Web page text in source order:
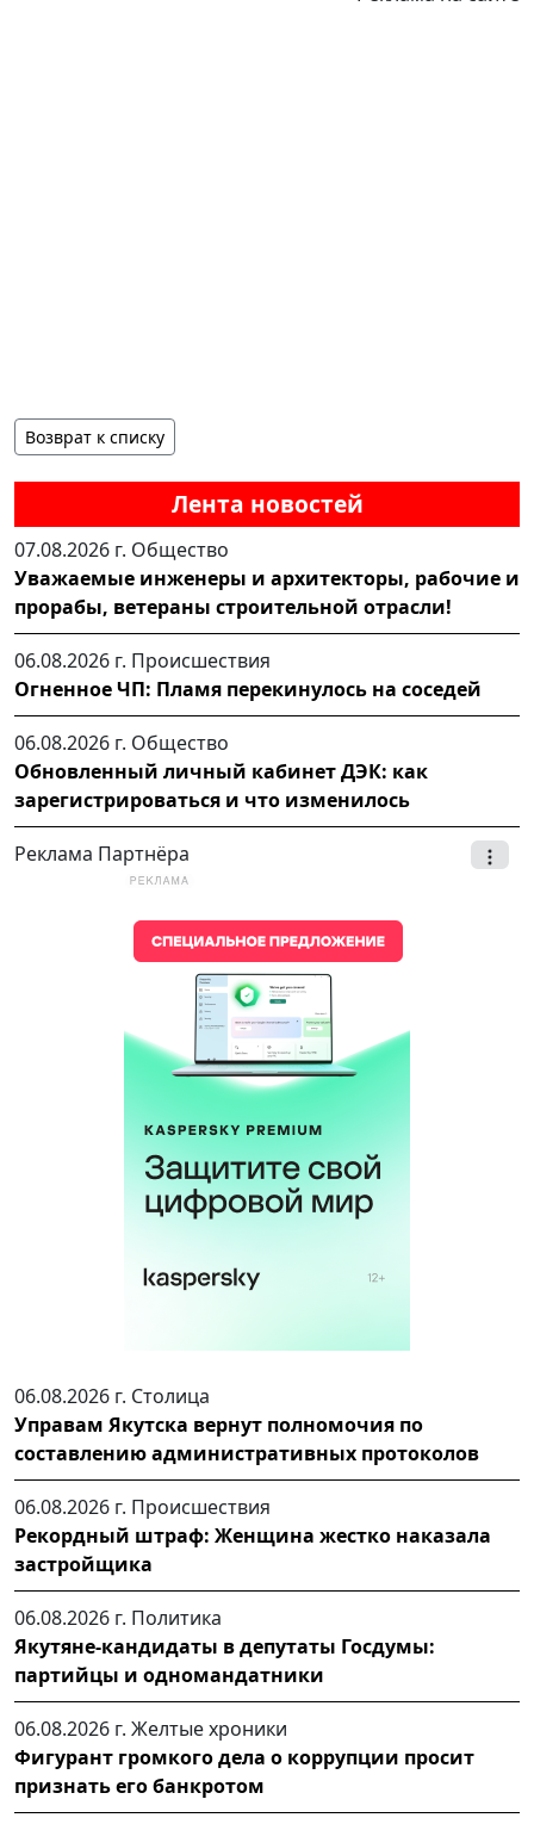
Лента новостей
07.08.2026 г. Общество
Уважаемые инженеры и архитекторы, рабочие и
прорабы, ветераны строительной отрасли!
06.08.2026 г. Происшествия
Огненное ЧП: Пламя перекинулось на соседей
06.08.2026 г. Общество
Обновленный личный кабинет ДЭК: как
зарегистрироваться и что изменилось
Реклама Партнёра
06.08.2026 г. Столица
Управам Якутска вернут полномочия по
составлению административных протоколов
06.08.2026 г. Происшествия
Рекордный штраф: Женщина жестко наказала
застройщика
06.08.2026 г. Политика
Якутяне-кандидаты в депутаты Госдумы:
партийцы и одномандатники
06.08.2026 г. Желтые хроники
Фигурант громкого дела о коррупции просит
признать его банкротом
Возврат к списку